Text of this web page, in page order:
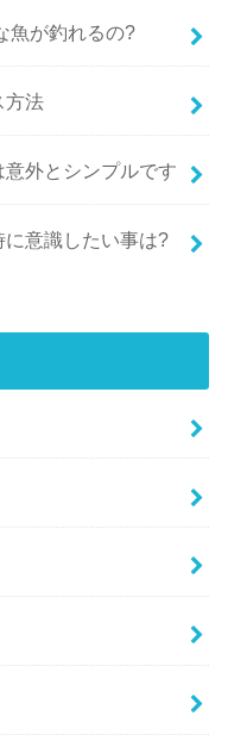
魚が釣れるの?
方法
外とシンプルです
意識したい事は?